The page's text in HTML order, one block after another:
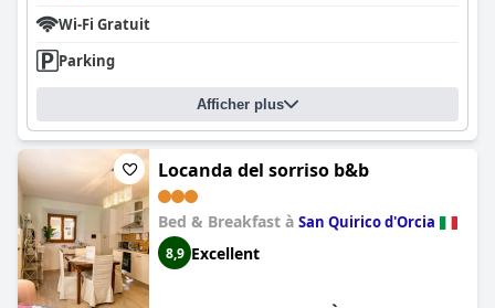
Wi-Fi Gratuit
Parking
Afficher plus
Locanda del sorriso b&b
Bed & Breakfast à San Quirico d'Orcia
8,9 Excellent